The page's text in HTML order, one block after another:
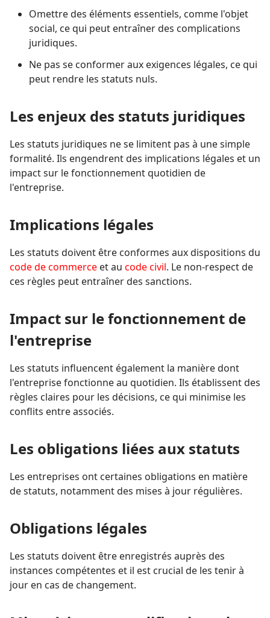
Omettre des éléments essentiels, comme l'objet
social, ce qui peut entraîner des complications
juridiques.
Ne pas se conformer aux exigences légales, ce qui
peut rendre les statuts nuls.
Les enjeux des statuts juridiques
Les statuts juridiques ne se limitent pas à une simple
formalité. Ils engendrent des implications légales et un
impact sur le fonctionnement quotidien de
l'entreprise.
Implications légales
Les statuts doivent être conformes aux dispositions du
code de commerce et au code civil. Le non-respect de
ces règles peut entraîner des sanctions.
Impact sur le fonctionnement de
l'entreprise
Les statuts influencent également la manière dont
l'entreprise fonctionne au quotidien. Ils établissent des
règles claires pour les décisions, ce qui minimise les
conflits entre associés.
Les obligations liées aux statuts
Les entreprises ont certaines obligations en matière
de statuts, notamment des mises à jour régulières.
Obligations légales
Les statuts doivent être enregistrés auprès des
instances compétentes et il est crucial de les tenir à
jour en cas de changement.